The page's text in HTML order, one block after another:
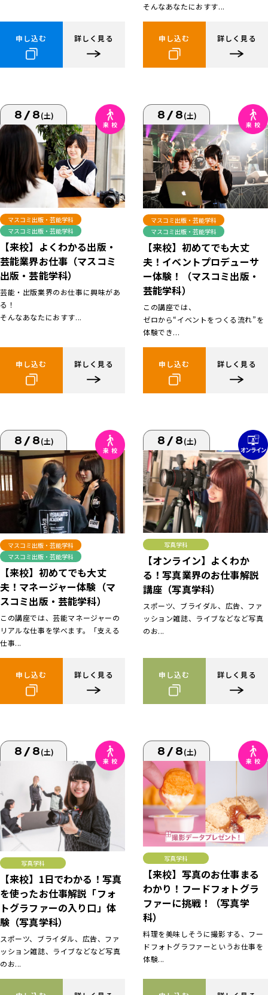
申し込む 詳しく見る
そんなあなたにおすす...
申し込む 詳しく見る
8/8(土)
マスコミ出版・芸能学科
マスコミ出版・芸能学科
【来校】よくわかる出版・
芸能業界お仕事（マスコミ
出版・芸能学科）
芸能・出版業界のお仕事に興味があ
る！
そんなあなたにおすす...
申し込む 詳しく見る
8/8(土)
マスコミ出版・芸能学科
マスコミ出版・芸能学科
【来校】初めてでも大丈
夫！イベントプロデューサ
ー体験！（マスコミ出版・
芸能学科）
この講座では、
ゼロから“イベントをつくる流れ”を
体験でき...
申し込む 詳しく見る
8/8(土)
マスコミ出版・芸能学科
マスコミ出版・芸能学科
【来校】初めてでも大丈
夫！マネージャー体験（マ
スコミ出版・芸能学科）
この講座では、芸能マネージャーの
リアルな仕事を学べます。「支える
仕事...
申し込む 詳しく見る
8/8(土)
写真学科
【オンライン】よくわか
る！写真業界のお仕事解説
講座（写真学科）
スポーツ、ブライダル、広告、ファ
ッション雑誌、ライブなどなど写真
のお...
申し込む 詳しく見る
8/8(土)
写真学科
【来校】1日でわかる！写真
を使ったお仕事解説「フォ
トグラファーの入り口」体
験（写真学科）
スポーツ、ブライダル、広告、ファ
ッション雑誌、ライブなどなど写真
のお...
8/8(土)
写真学科
【来校】写真のお仕事まる
わかり！フードフォトグラ
ファーに挑戦！（写真学
科）
料理を美味しそうに撮影する、フー
ドフォトグラファーというお仕事を
体験...